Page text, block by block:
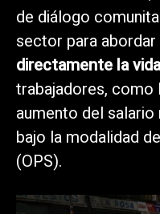
de diálogo
sector para abordar
directamente la
trabajadores, como
aumento del
bajo la modalidad
(OPS).